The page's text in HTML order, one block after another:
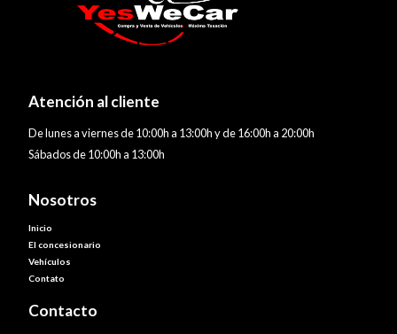
Atención al cliente
De lunes a viernes de 10:00h a 13:00h y de 16:00h a 20:00h
Sábados de 10:00h a 13:00h
Nosotros
Inicio
El concesionario
Vehículos
Contato
Contacto